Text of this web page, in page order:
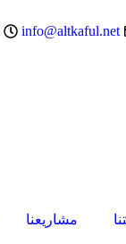
info@altkaful.net
مشاريعنا